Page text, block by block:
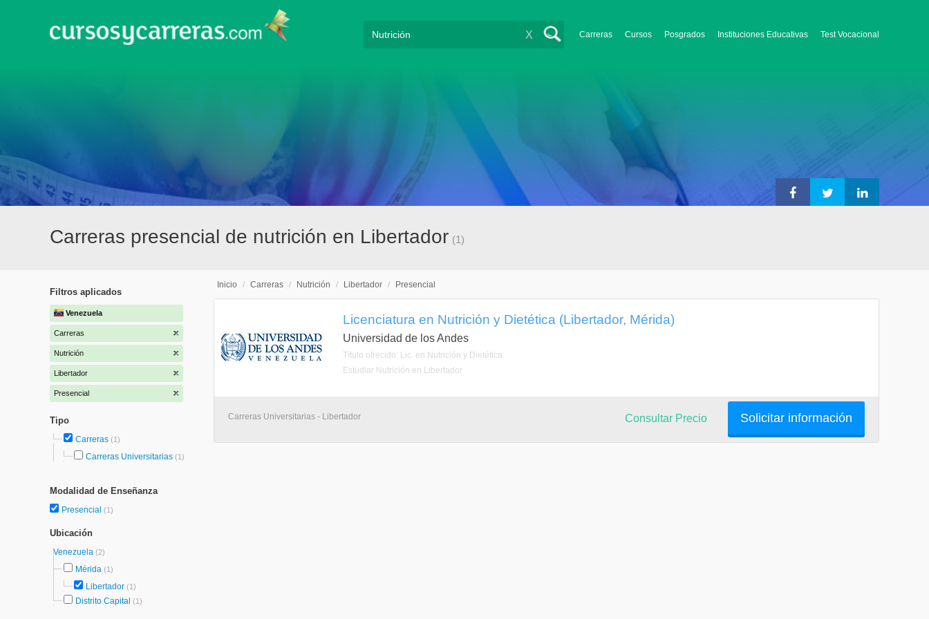
Carreras Cursos Posgrados Instituciones Educativas Test Vocacional
X
Carreras presencial de nutrición en Libertador (1)
Filtros aplicados
Venezuela
Carreras
Nutrición
Libertador
Presencial
Tipo
Carreras (1)
Carreras Universitarias (1)
Modalidad de Enseñanza
Presencial (1)
Ubicación
Venezuela (2)
Mérida (1)
Libertador (1)
Distrito Capital (1)
Inicio / Carreras / Nutrición / Libertador / Presencial
Licenciatura en Nutrición y Dietética (Libertador, Mérida)
Universidad de los Andes
Título ofrecido: Lic. en Nutrición y Dietética.
Estudiar Nutrición en Libertador
Carreras Universitarias - Libertador Solicitar información
Consultar Precio